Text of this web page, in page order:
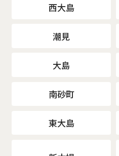
西大島
潮見
大島
南砂町
東大島